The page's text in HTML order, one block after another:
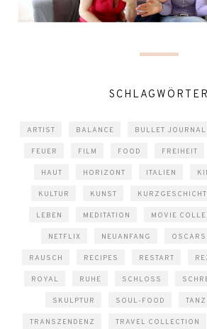
SCHLAGWÖRTER
ARTIST BALANCE BULLET JOURNAL
FEUER FILM FOOD FREIHEIT
HAUT HORIZONT ITALIEN
KULTUR KUNST
LEBEN MEDITATION MOVIE
NETFLIX NEUANFANG OSCARS
RAUSCH RECIPES RESTART
ROYAL RUHE SCHLOSS
SKULPTUR SOUL-FOOD TANZ
TRANSZENDENZ TRAVEL COLLECTION